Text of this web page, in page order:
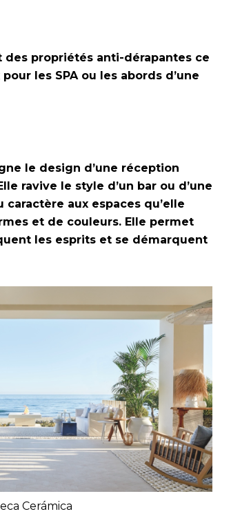
propriétés anti-dérapantes ce
les SPA ou les abords d’une
le design d’une réception
ravive le style d’un bar ou d’une
aux espaces qu’elle
et de couleurs. Elle permet
les esprits et se démarquent
Cerámica